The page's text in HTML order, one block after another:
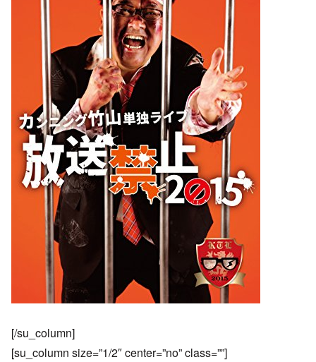
[/su_column]
[su_column size=”1/2″ center=”no” class=””]